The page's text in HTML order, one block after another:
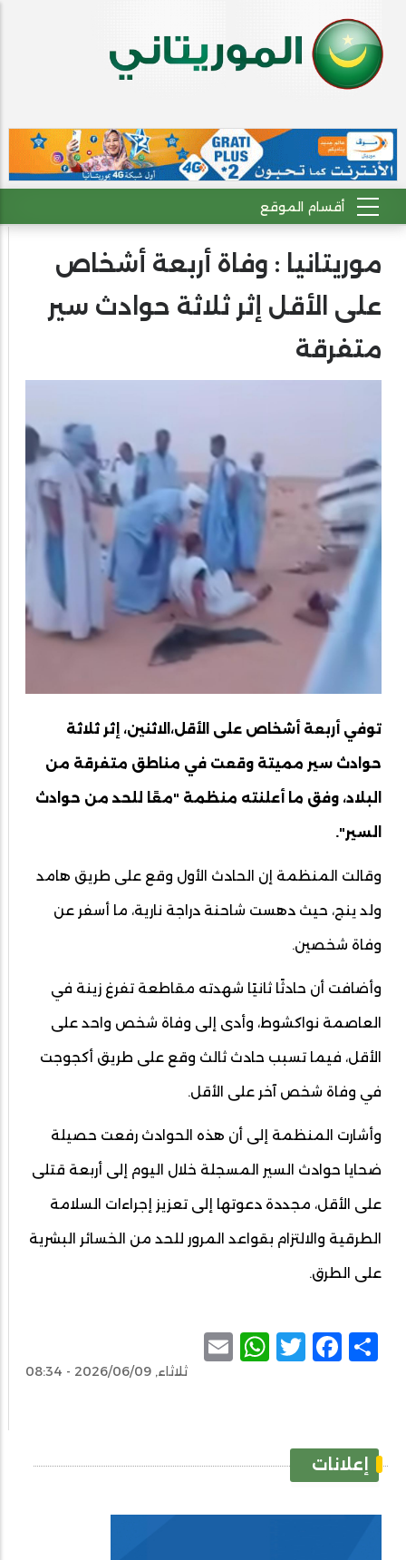
موريتانيا : وفاة أربعة أشخاص
على الأقل إثر ثلاثة حوادث سير
متفرقة
توفي أربعة أشخاص على الأقل،الاثنين، إثر ثلاثة
حوادث سير مميتة وقعت في مناطق متفرقة من
البلاد، وفق ما أعلنته منظمة "معًا للحد من حوادث
السير".
وقالت المنظمة إن الحادث الأول وقع على طريق هامد
ولد ينج، حيث دهست شاحنة دراجة نارية، ما أسفر عن
وفاة شخصين.
وأضافت أن حادثًا ثانيًا شهدته مقاطعة تفرغ زينة في
العاصمة نواكشوط، وأدى إلى وفاة شخص واحد على
الأقل، فيما تسبب حادث ثالث وقع على طريق أكجوجت
في وفاة شخص آخر على الأقل.
وأشارت المنظمة إلى أن هذه الحوادث رفعت حصيلة
ضحايا حوادث السير المسجلة خلال اليوم إلى أربعة قتلى
على الأقل، مجددة دعوتها إلى تعزيز إجراءات السلامة
الطرقية والالتزام بقواعد المرور للحد من الخسائر البشرية
على الطرق.
Share
Facebook
Twitter
WhatsApp
ثلاثاء, 2026/06/09 - 08:34
إعلانات